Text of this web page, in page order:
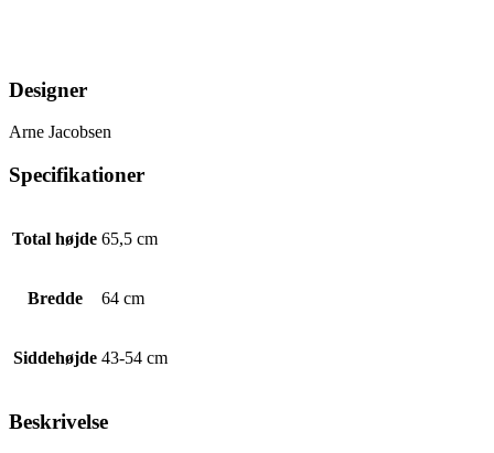
Designer
Arne Jacobsen
Specifikationer
Total højde 65,5 cm
Bredde 64 cm
Siddehøjde 43-54 cm
Beskrivelse